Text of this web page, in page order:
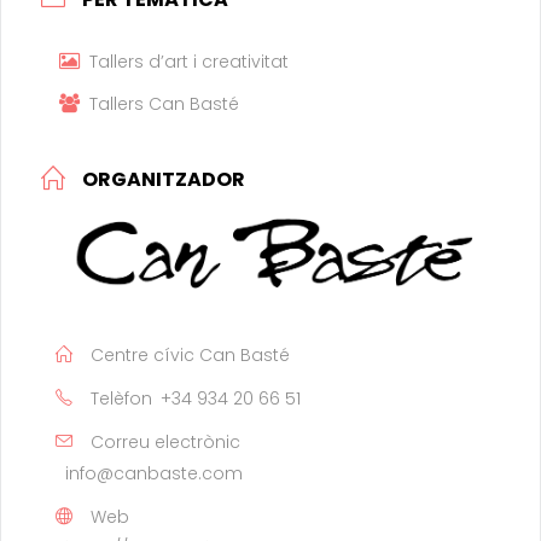
Tallers d’art i creativitat
Tallers Can Basté
ORGANITZADOR
Centre cívic Can Basté
Telèfon +34 934 20 66 51
Correu electrònic
info@canbaste.com
Web